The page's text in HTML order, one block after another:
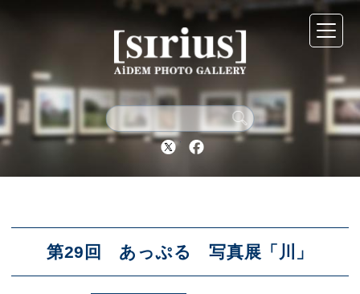
Twitter Facebook
第29回 あっぷる 写真展「川」
シリウスについて
展示スケジュール
アクセス